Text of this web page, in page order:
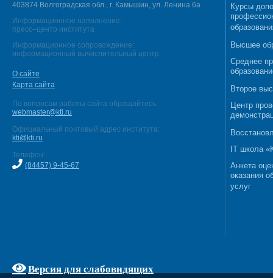
403874 Волгоградская обл., г. Камышин, ул. Ленина 6а
Информационное наполнение:
пресс–центр института
Информационное сопровождение:
информационный вычислительный центр
О сайте
Карта сайта
По вопросам работы сайта обращайтесь:
webmaster@kti.ru
Официальный почтовый адрес института:
kti@kti.ru
Телефон:
(84457) 9-45-67
Версия для слабовидящих
Курсы
Высшее
Среднее
Второе
Центр
IT школа
Анкета
оказания
услуг